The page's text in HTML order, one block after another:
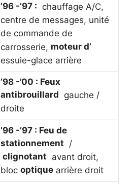
’96 -’97 : chauffage A/C,
centre de messages, unité
de commande de
carrosserie, moteur d’
essuie-glace arrière
’98 -’00 : Feux
antibrouillard gauche /
droite
’96 -’97 : Feu de
stationnement /
clignotant avant droit,
bloc optique arrière droit